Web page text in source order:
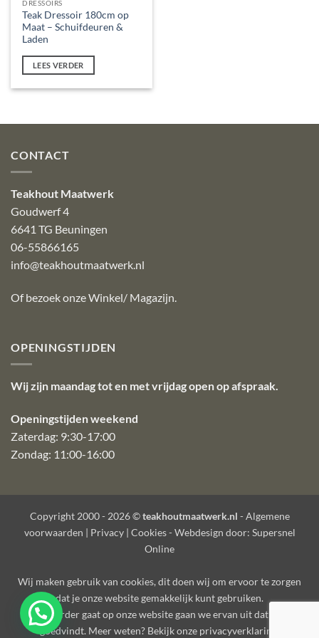
DRESSOIRS
Teak Dressoir 180cm op
Maat – Schuifdeuren &
Laden
LEES VERDER
CONTACT
Teakhout Maatwerk
Goudwerf 4
6641 TG Beuningen
06-55866165
info@teakhoutmaatwerk.nl
Of bezoek onzeWinkel/ Magazijn.
OPENINGSTIJDEN
Wij zijn maandag tot en met vrijdag open op afspraak.
Openingstijden weekend
Zaterdag: 9:30-17:00
Zondag: 11:00-16:00
Copyright 2000 - 2026 ©teakhoutmaatwerk.nl - Algemene
voorwaarden | Privacy| Cookies- Webdesign door: Supersnel
Online
Wij maken gebruik van cookies, dit doen wij om ervoor te zorgen
dat je onze website gemakkelijk kunt gebruiken.
Als je verder gaat op onze website gaan we ervan uit dat je dat
goedvindt. Meer weten? Bekijk onze privacyverklaring